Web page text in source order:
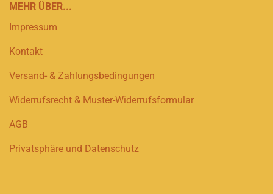
MEHR ÜBER...
Impressum
Kontakt
Versand- & Zahlungsbedingungen
Widerrufsrecht & Muster-Widerrufsformular
AGB
Privatsphäre und Datenschutz